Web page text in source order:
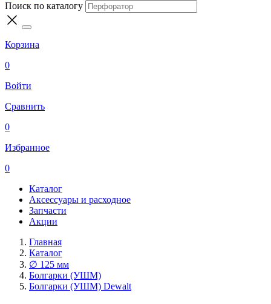
Поиск по каталогу
Корзина
0
Войти
Сравнить
0
Избранное
0
Каталог
Аксессуары и расходное
Запчасти
Акции
Главная
Каталог
∅ 125 мм
Болгарки (УШМ)
Болгарки (УШМ) Dewalt